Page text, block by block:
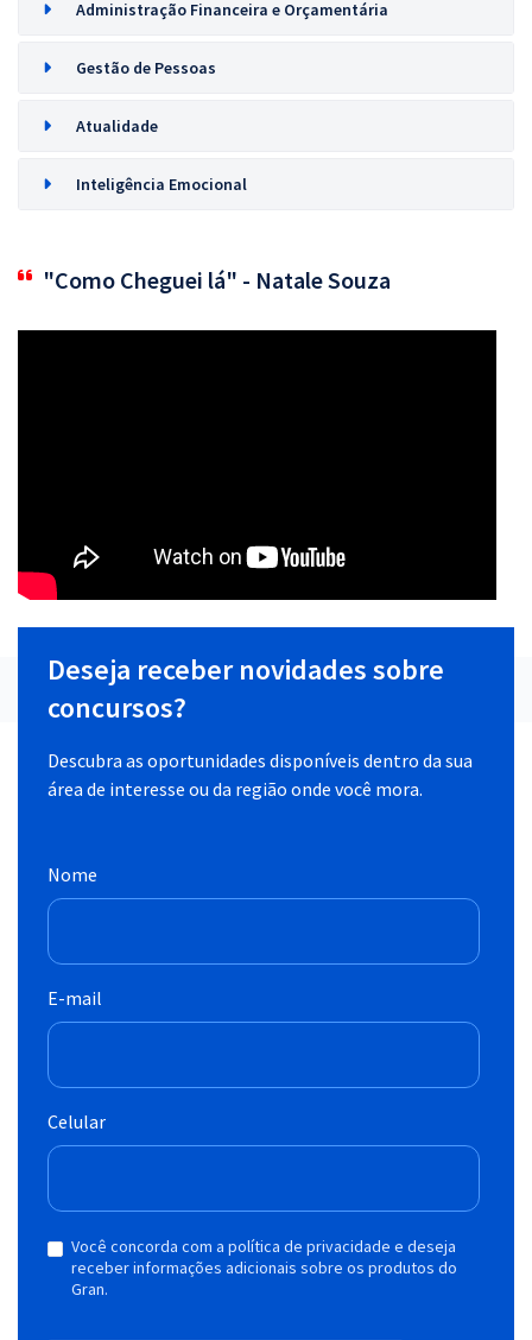
Administração Financeira e Orçamentária
Gestão de Pessoas
Atualidade
Inteligência Emocional
"Como Cheguei lá" - Natale Souza
Deseja receber novidades sobre
concursos?
Descubra as oportunidades disponíveis dentro da sua
área de interesse ou da região onde você mora.
Nome
E-mail
Celular
Você concorda com a política de privacidade e deseja
receber informações adicionais sobre os produtos do
Gran.